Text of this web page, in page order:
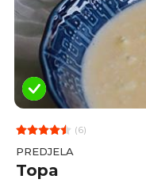
(6)
PREDJELA
Topa